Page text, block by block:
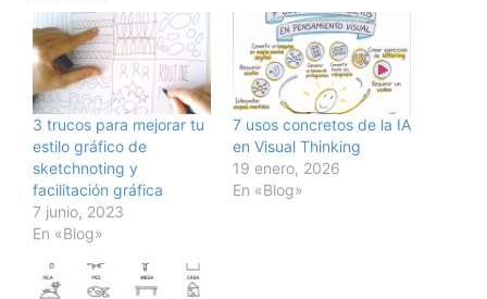
3 trucos para mejorar tu
estilo gráfico de
sketchnoting y
facilitación gráfica
7 junio, 2023
En «Blog»
7 usos concretos de la IA
en Visual Thinking
19 enero, 2026
En «Blog»